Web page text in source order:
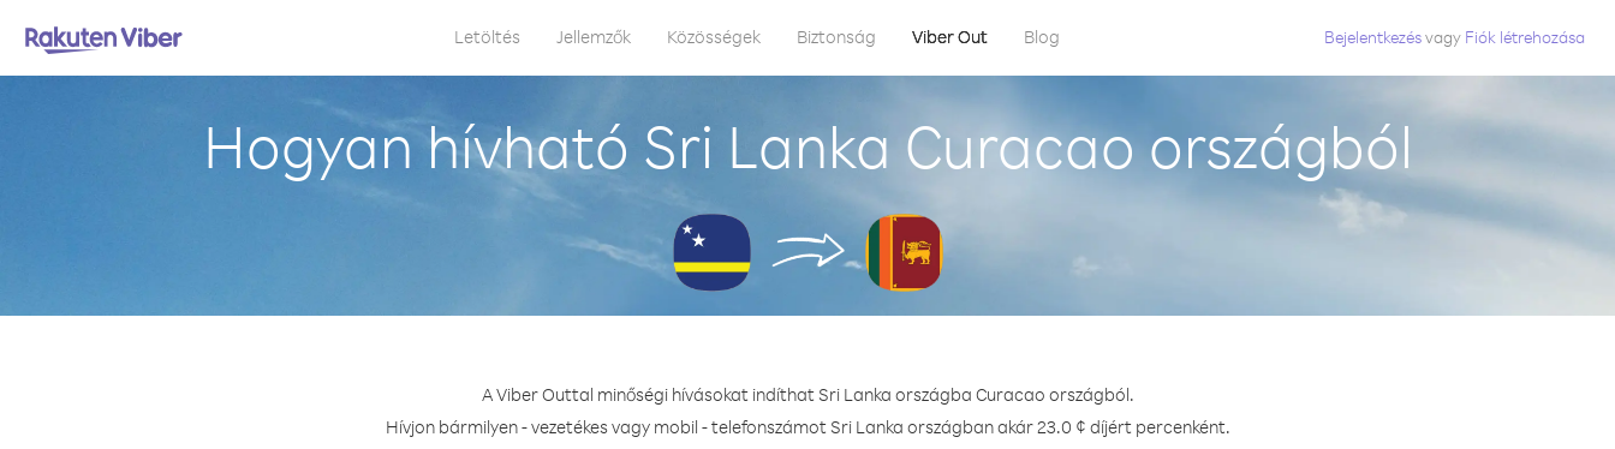
Letöltés Jellemzők Közösségek Biztonság Viber Out Blog Bejelentkezésvagy Fiók létrehozása
Hogyan hívható Sri Lanka Curacao országból
A Viber Outtal minőségi hívásokat indíthat Sri Lanka országba Curacao országból.
Hívjon bármilyen - vezetékes vagy mobil - telefonszámot Sri Lanka országban akár 23.0 ¢ díjért percenként.